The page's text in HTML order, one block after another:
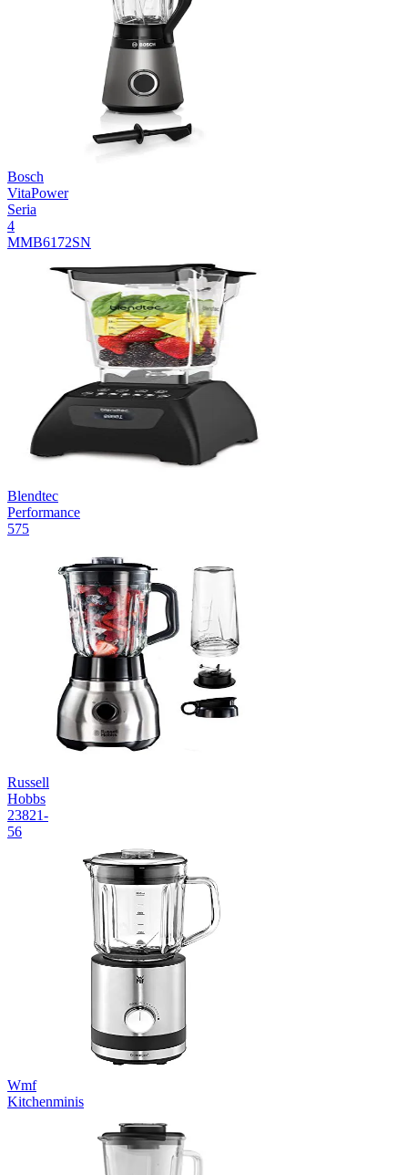
Bosch
VitaPower
Seria
4
MMB6172SN
Blendtec
Performance
575
Russell
Hobbs
23821-
56
Wmf
Kitchenminis